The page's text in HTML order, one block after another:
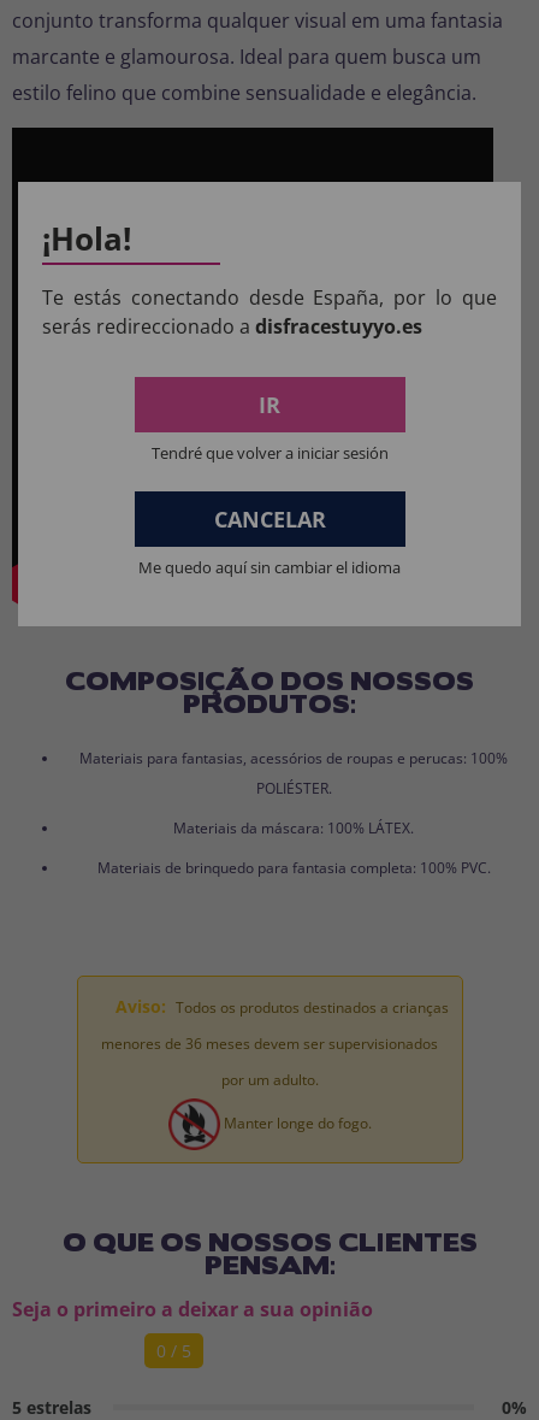
conjunto transforma qualquer visual em uma fantasia
marcante e glamourosa. Ideal para quem busca um
estilo felino que combine sensualidade e elegância.
COMPOSIÇÃO DOS NOSSOS
PRODUTOS:
Materiais para fantasias, acessórios de roupas e perucas: 100%
POLIÉSTER.
Materiais da máscara: 100% LÁTEX.
Materiais de brinquedo para fantasia completa: 100% PVC.
Aviso: Todos os produtos destinados a crianças
menores de 36 meses devem ser supervisionados
por um adulto.
Manter longe do fogo.
O QUE OS NOSSOS CLIENTES
PENSAM:
Seja o primeiro a deixar a sua opinião
0 / 5
5 estrelas
0%
¡Hola!
Te estás conectando desde España, por lo que
serás redireccionado a disfracestuyyo.es
IR
Tendré que volver a iniciar sesión
CANCELAR
Me quedo aquí sin cambiar el idioma